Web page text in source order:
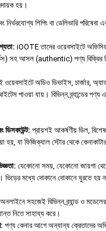
হয়।
শিপিং বা ডেলিভারি পরিষেবা
iOOTE তাদের ওয়েবসাইটে
সহ আসল (authentic) পণ্য বিক্রির
ওয়েবসাইটে অডিও ডিভাইস, চার্জার,
পাওয়া যায়। বিভিন্ন ব্র্যান্ডের পণ্য
ডিসকাউন্ট: প্রায়শই আকর্ষণীয় ডিল,
যা ফিজিক্যাল স্টোর থেকে
যেকোনো সময়, যেকোনো জায়গা
ভিড়ের মধ্যে দোকানে দোকানে ঘুরতে হয়
অনলাইনে সহজেই বিভিন্ন ব্র্যান্ড ও
নিতে সাহায্য করে।
পণ্য কেনার আগে অন্যান্য ক্রেতাদের